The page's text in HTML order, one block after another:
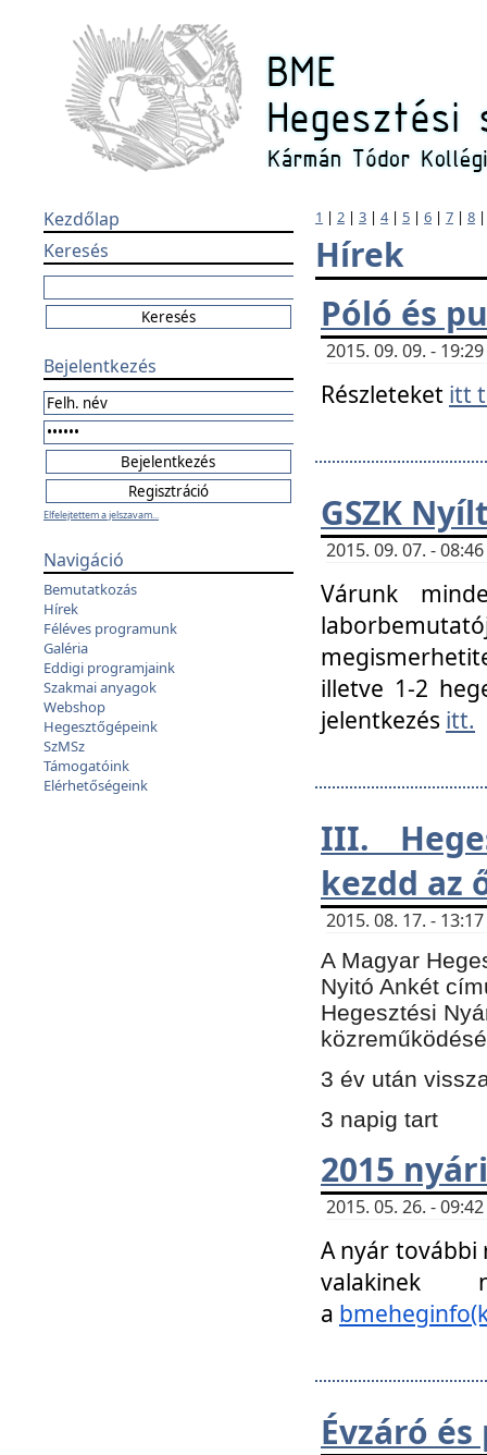
Kezdőlap
Keresés
Bejelentkezés
Elfelejtettem a jelszavam...
Navigáció
Bemutatkozás
Hírek
Féléves programunk
Galéria
Eddigi programjaink
Szakmai anyagok
Webshop
Hegesztőgépeink
SzMSz
Támogatóink
Elérhetőségeink
1 | 2 | 3 | 4| 5 | 6 | 7 | 8
Hírek
Póló és
2015. 09. 09. -
Részleteket itt
GSZK
2015. 09. 07. -
Várunk
illetve 1-2
jelentkezés itt.
III.
kezdd az
2015. 08. 17. -
A Magyar
Nyitó Ankét
Hegesztési
3 év után
3 napig tart
2015
2015. 05. 26. -
A nyár további
a
Évzáró